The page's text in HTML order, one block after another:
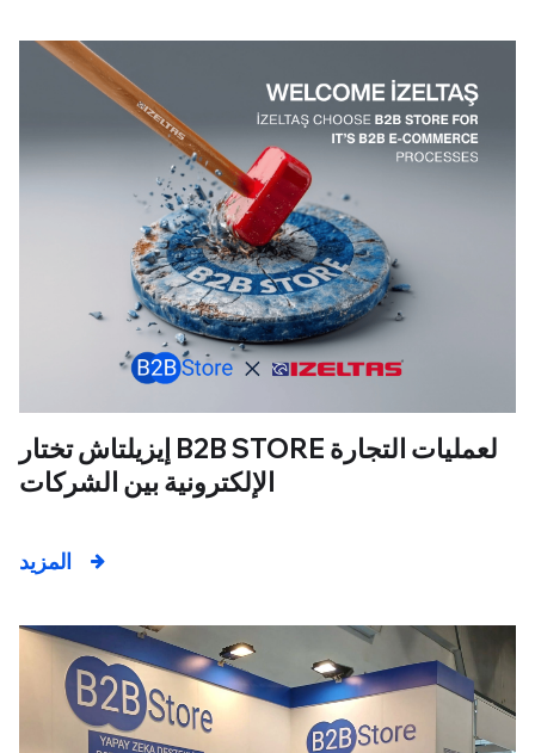
إيزيلتاش تختار B2B STORE لعمليات التجارة
الإلكترونية بين الشركات
المزيد